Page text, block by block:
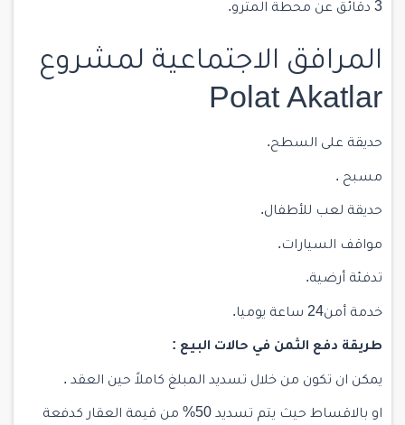
3 دقائق عن محطة المترو.
المرافق الاجتماعية لمشروع
Polat Akatlar
حديقة على السطح.
مسبح .
حديقة لعب للأطفال.
مواقف السيارات.
تدفئة أرضية.
خدمة أمن24 ساعة يوميا.
طريقة دفع الثمن في حالات البيع :
يمكن ان تكون من خلال تسديد المبلغ كاملاً حين العقد .
او بالاقساط حيث يتم تسديد 50% من قيمة العقار كدفعة